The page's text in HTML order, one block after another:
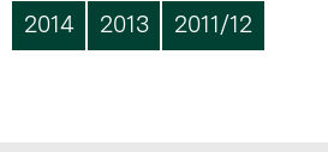
2014
2013 2011/12